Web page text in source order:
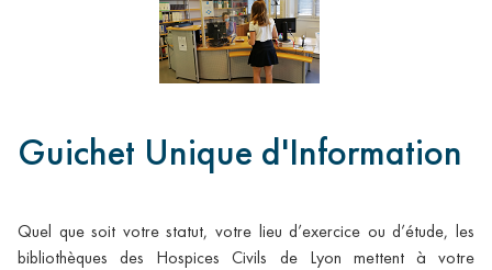
Les publications scientifiques des HCL (Lodex)
HAL- HCL : Partager librement les savoirs
Baromètre français de la Science Ouverte
et
contact
Guichet Unique d'Information
Quel que soit votre statut, votre lieu d’exercice ou d’étude, les
bibliothèques des Hospices Civils de Lyon mettent à votre